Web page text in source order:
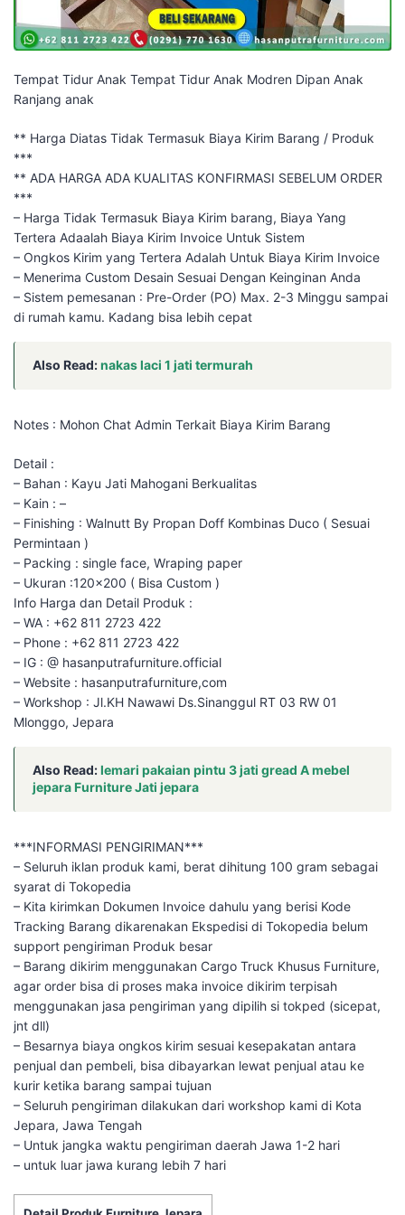
Tempat Tidur Anak Tempat Tidur Anak Modren Dipan Anak
Ranjang anak
** Harga Diatas Tidak Termasuk Biaya Kirim Barang / Produk
***
** ADA HARGA ADA KUALITAS KONFIRMASI SEBELUM ORDER
***
– Harga Tidak Termasuk Biaya Kirim barang, Biaya Yang
Tertera Adaalah Biaya Kirim Invoice Untuk Sistem
– Ongkos Kirim yang Tertera Adalah Untuk Biaya Kirim Invoice
– Menerima Custom Desain Sesuai Dengan Keinginan Anda
– Sistem pemesanan : Pre-Order (PO) Max. 2-3 Minggu sampai
di rumah kamu. Kadang bisa lebih cepat
Also Read:nakas laci 1 jati termurah
Notes : Mohon Chat Admin Terkait Biaya Kirim Barang
Detail :
– Bahan : Kayu Jati Mahogani Berkualitas
– Kain : –
– Finishing : Walnutt By Propan Doff Kombinas Duco ( Sesuai
Permintaan )
– Packing : single face, Wraping paper
– Ukuran :120×200 ( Bisa Custom )
Info Harga dan Detail Produk :
– WA : +62 811 2723 422
– Phone : +62 811 2723 422
– IG : @ hasanputrafurniture.official
– Website : hasanputrafurniture,com
– Workshop : Jl.KH Nawawi Ds.Sinanggul RT 03 RW 01
Mlonggo, Jepara
Also Read:lemari pakaian pintu 3 jati gread A mebel
jepara Furniture Jati jepara
***INFORMASI PENGIRIMAN***
– Seluruh iklan produk kami, berat dihitung 100 gram sebagai
syarat di Tokopedia
– Kita kirimkan Dokumen Invoice dahulu yang berisi Kode
Tracking Barang dikarenakan Ekspedisi di Tokopedia belum
support pengiriman Produk besar
– Barang dikirim menggunakan Cargo Truck Khusus Furniture,
agar order bisa di proses maka invoice dikirim terpisah
menggunakan jasa pengiriman yang dipilih si tokped (sicepat,
jnt dll)
– Besarnya biaya ongkos kirim sesuai kesepakatan antara
penjual dan pembeli, bisa dibayarkan lewat penjual atau ke
kurir ketika barang sampai tujuan
– Seluruh pengiriman dilakukan dari workshop kami di Kota
Jepara, Jawa Tengah
– Untuk jangka waktu pengiriman daerah Jawa 1-2 hari
– untuk luar jawa kurang lebih 7 hari